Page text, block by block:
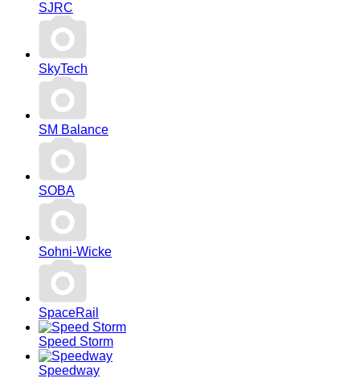
SJRC
SkyTech
SM Balance
SOBA
Sohni-Wicke
SpaceRail
Speed Storm
Speedway